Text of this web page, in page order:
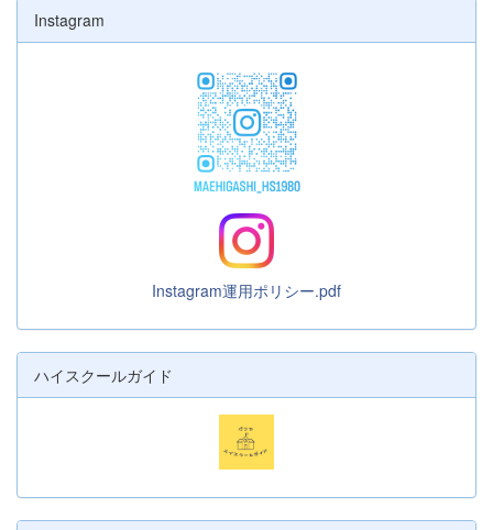
Instagram
Instagram運用ポリシー.pdf
ハイスクールガイド